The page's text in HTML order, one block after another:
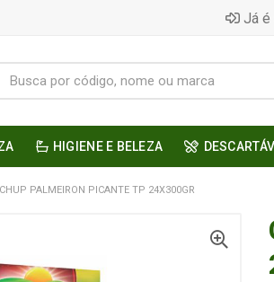
Já é
HIGIENE E BELEZA
PALMEIRON PICANTE TP 24X300GR